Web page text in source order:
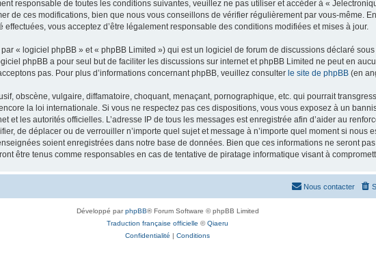
responsable de toutes les conditions suivantes, veuillez ne pas utiliser et accéder à «
de ces modifications, bien que nous vous conseillons de vérifier régulièrement par vous-même.
vous acceptez d’être légalement responsable des conditions modifiées et mises à jour.
« logiciel phpBB » et « phpBB Limited ») qui est un logiciel de forum de discussions déclaré sous
phpBB a pour seul but de faciliter les discussions sur internet et phpBB Limited ne peut en
pas. Pour plus d’informations concernant phpBB, veuillez consulter le site de phpBB (en
obscène, vulgaire, diffamatoire, choquant, menaçant, pornographique, etc. qui pourrait
la loi internationale. Si vous ne respectez pas ces dispositions, vous vous exposez à un
et les autorités officielles. L’adresse IP de tous les messages est enregistrée afin d’aider au
de déplacer ou de verrouiller n’importe quel sujet et message à n’importe quel moment si nous
soient enregistrées dans notre base de données. Bien que ces informations ne seront
être tenus comme responsables en cas de tentative de piratage informatique visant à
Nous contacter
Développé parphpBB® Forum Software © phpBB Limited
Traduction française officielle ©Qiaeru
Confidentialité | Conditions